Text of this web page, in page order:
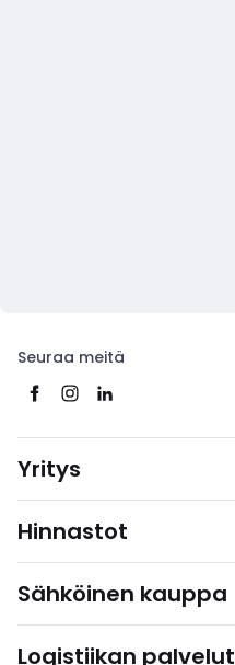
Seuraa meitä
Yritys
Hinnastot
Sähköinen kauppa
Logistiikan palvelut